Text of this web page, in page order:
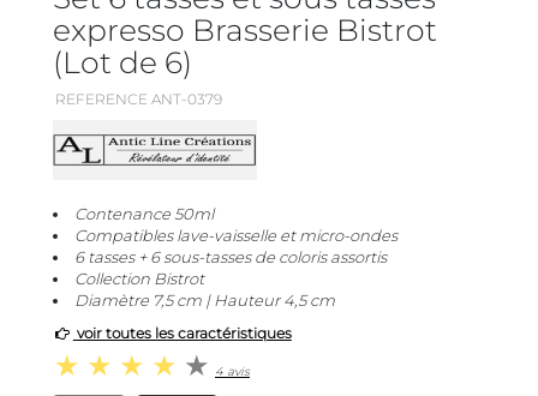
expresso Brasserie Bistrot
(Lot de 6)
REFERENCE ANT-0379
Contenance 50ml
Compatibles lave-vaisselle et micro-ondes
6 tasses + 6 sous-tasses de coloris assortis
Collection Bistrot
Diamètre 7,5 cm | Hauteur 4,5 cm
voir toutes les caractéristiques
4 avis